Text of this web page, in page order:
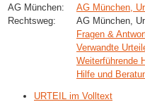
AG München:
AG München,
Rechtsweg:
AG München,
Fragen &
Verwandte
Weiterführende
Hilfe und
URTEIL im Volltext